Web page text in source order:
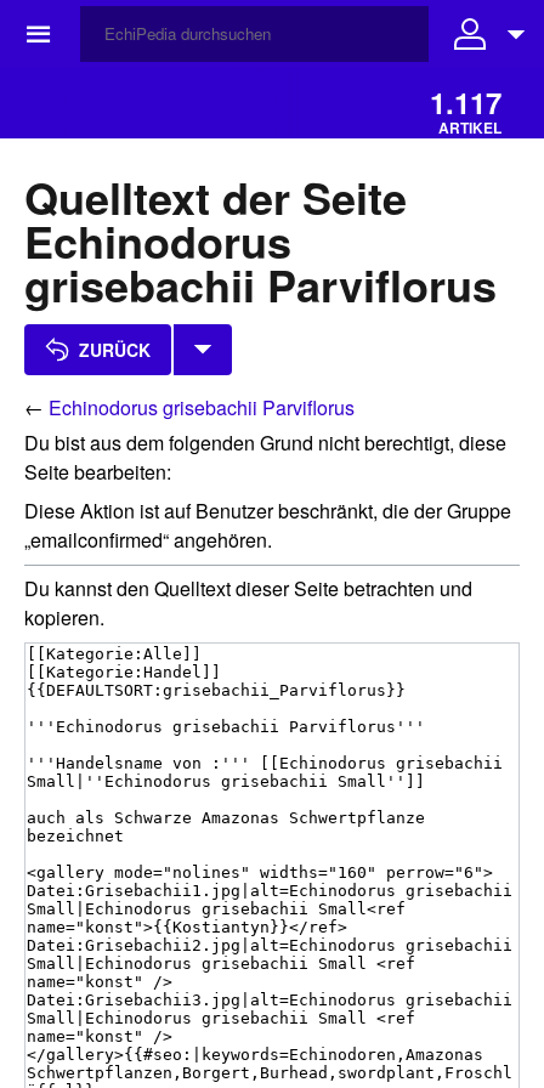
☰
1.117
ARTIKEL
Quelltext der Seite
Echinodorus
grisebachii Parviflorus
ZURÜCK
← Echinodorus grisebachii Parviflorus
Du bist aus dem folgenden Grund nicht berechtigt, diese
Seite bearbeiten:
Diese Aktion ist auf Benutzer beschränkt, die der Gruppe
„emailconfirmed“ angehören.
Du kannst den Quelltext dieser Seite betrachten und
kopieren.